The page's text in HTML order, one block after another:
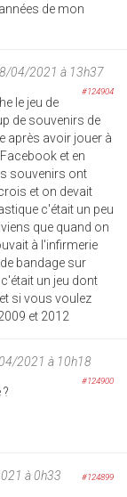
de mon
04/2021 à 13h37
#124904
le jeu de
de souvenirs de
après avoir jouer à
et en
souvenirs ont
et on devait
c'était un peu
que quand on
à l'infirmerie
bandage sur
un jeu dont
si vous voulez
et 2012
2021 à 10h18
#124900
à 0h33 #124899